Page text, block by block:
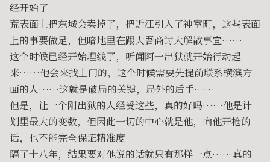
经开始了
荒表面上把东城会卖掉了，把近江引入了神室町，这些表面
上的事要做足，但暗地里在跟大吾商讨大解散事宜……
这个时候已经开始埋线了，听闻阿一出狱就开始行动起
来……他会来找上门的，这个时候需要先提前联系横滨方
面的人……这就是破局的关键，局外的后手……
但是，让一个刚出狱的人经受这些，真的好吗……他是计
划里最大的变数，但因此一切的中心就是他，向他开枪的
话，也不能完全保证精准度
隔了十八年，结果要对他说的话就只有那样一点……真的